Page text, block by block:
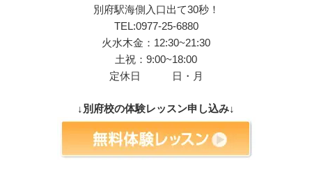
別府駅海側入口出て30秒！
TEL:0977-25-6880
火水木金：12:30~21:30
土祝：9:00~18:00
定休日 日・月
↓別府校の体験レッスン申し込み↓